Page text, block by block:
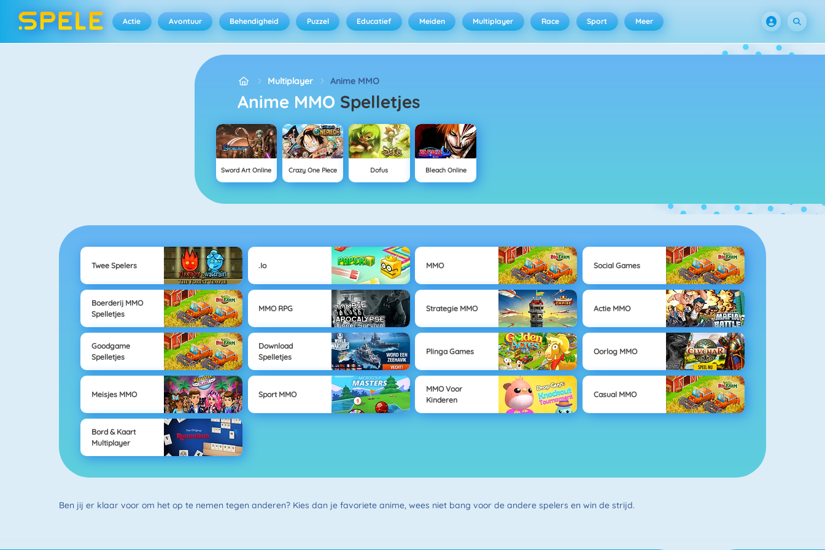
Actie Avontuur Behendigheid Puzzel Educatief Meiden Multiplayer Race Sport Meer
Multiplayer Anime MMO
Anime MMO Spelletjes
Sword Art Online Crazy One Piece Dofus Bleach Online
Twee Spelers .io MMO Social Games
Boerderij MMO
Spelletjes
MMO RPG Strategie MMO Actie MMO
Goodgame
Spelletjes
Download
Spelletjes
Plinga Games Oorlog MMO
Meisjes MMO Sport MMO
MMO Voor
Kinderen
Casual MMO
Bord & Kaart
Multiplayer
Ben jij er klaar voor om het op te nemen tegen anderen? Kies dan je favoriete anime, wees niet bang voor de andere spelers en win de strijd.